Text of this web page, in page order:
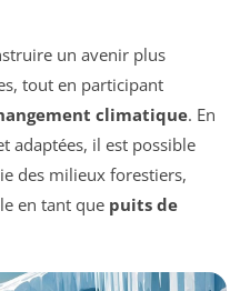
un avenir plus
tout en participant
climatique. En
adaptées, il est possible
des milieux forestiers,
en tant que puits de